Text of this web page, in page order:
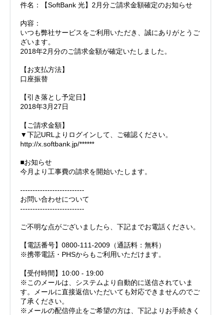
件名：【SoftBank 光】2月分ご請求金額確定のお知らせ
内容：
いつも弊社サービスをご利用いただき、誠にありがとうご
ざいます。
2018年2月分のご請求金額が確定いたしました。
【お支払方法】
口座振替
【引き落とし予定日】
2018年3月27日
【ご請求金額】
▼下記URLよりログインして、ご確認ください。
http://x.softbank.jp/******
■お知らせ
今月より工事費の請求を開始いたします。
--------------------------
お問い合わせについて
--------------------------
ご不明な点がございましたら、下記までお電話ください。
【電話番号】0800-111-2009（通話料：無料）
※携帯電話・PHSからもご利用いただけます。
【受付時間】10:00 - 19:00
※このメールは、システムより自動的に送信されていま
す。メールに直接返信いただいても対応できませんのでご
了承ください。
※メールの配信停止をご希望の方は、下記よりお手続きく